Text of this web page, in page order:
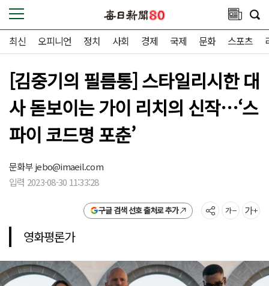
최신 오피니언 정치 사회 경제 국제 문화 스포츠
[김중기의 필름통] 스타일리시한 대
사 돋보이는 가이 리치의 신작…‘스
파이 코드명 포춘’
문화부jebo@imaeil.com
입력 2023-08-30 11:33:28
구글 검색 선호 출처로 추가
영화평론가